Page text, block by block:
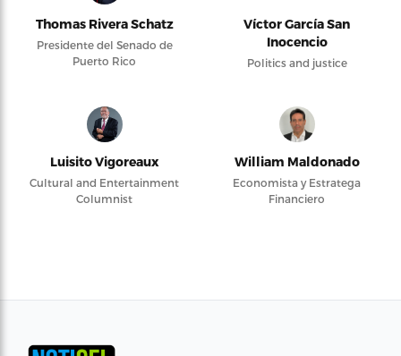
Thomas Rivera Schatz
Presidente del Senado de
Puerto Rico
Víctor García San
Inocencio
Politics and justice
Luisito Vigoreaux
Cultural and Entertainment
Columnist
William Maldonado
Economista y Estratega
Financiero